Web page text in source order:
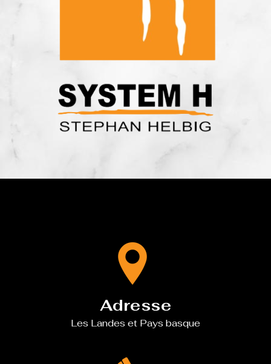
Adresse
Les Landes et Pays basque